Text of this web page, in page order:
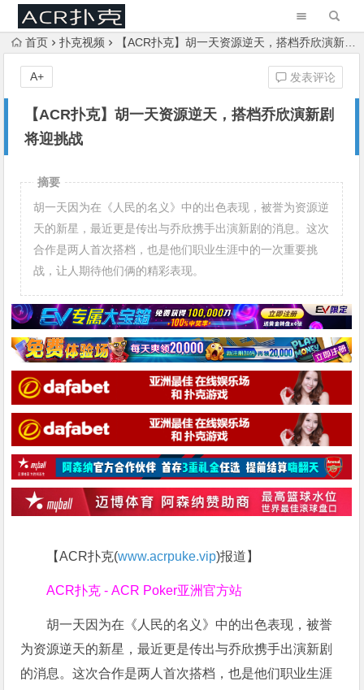
首页 扑克视频 【ACR扑克】胡一天资源逆天，搭档乔欣演新剧将迎挑战
【ACR扑克】胡一天资源逆天，搭档乔欣演新剧
将迎挑战
发表评论
A+
摘要
胡一天因为在《人民的名义》中的出色表现，被誉为资源逆
天的新星，最近更是传出与乔欣携手出演新剧的消息。这次
合作是两人首次搭档，也是他们职业生涯中的一次重要挑
战，让人期待他们俩的精彩表现。
【ACR扑克(www.acrpuke.vip)报道】
ACR扑克 - ACR Poker亚洲官方站
胡一天因为在《人民的名义》中的出色表现，被誉
为资源逆天的新星，最近更是传出与乔欣携手出演新剧
的消息。这次合作是两人首次搭档，也是他们职业生涯